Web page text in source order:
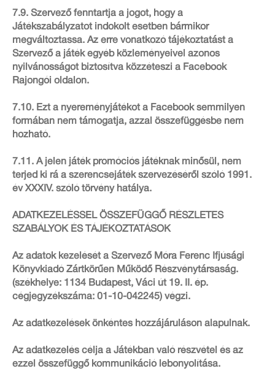
7.9. Szervező fenntartja a jogot, hogy a
Játékszabályzatot indokolt esetben bármikor
megváltoztassa. Az erre vonatkozó tájékoztatást a
Szervező a játék egyéb közleményeivel azonos
nyilvánosságot biztosítva közzéteszi a Facebook
Rajongói oldalon.
7.10. Ezt a nyereményjátékot a Facebook semmilyen
formában nem támogatja, azzal összefüggésbe nem
hozható.
7.11. A jelen játék promóciós játéknak minősül, nem
terjed ki rá a szerencsejáték szervezéséről szóló 1991.
év XXXIV. szóló törvény hatálya.
ADATKEZELÉSSEL ÖSSZEFÜGGŐ RÉSZLETES
SZABÁLYOK ÉS TÁJÉKOZTATÁSOK
Az adatok kezelését a Szervező Móra Ferenc Ifjúsági
Könyvkiadó Zártkörűen Működő Részvénytársaság.
(székhelye: 1134 Budapest, Váci út 19. II. ép.
cégjegyzékszáma: 01-10-042245) végzi.
Az adatkezelések önkéntes hozzájáruláson alapulnak.
Az adatkezelés célja a Játékban való részvétel és az
ezzel összefüggő kommunikáció lebonyolítása.